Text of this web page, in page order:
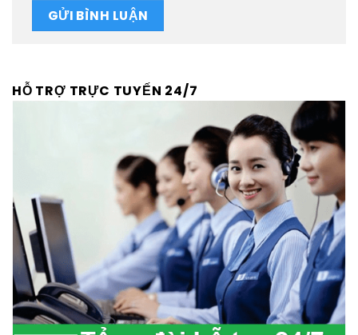
HỖ TRỢ TRỰC TUYẾN 24/7